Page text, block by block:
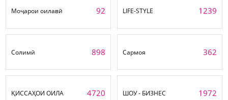
Моҷарои оилавӣ 92 LIFE-STYLE 1239
Солимӣ 898 Сармоя 362
ҚИССАҲОИ ОИЛА 4720 ШОУ - БИЗНЕС 1972